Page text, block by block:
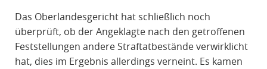
Das Oberlandesgericht hat schließlich noch
überprüft, ob der Angeklagte nach den getroffenen
Feststellungen andere Straftatbestände verwirklicht
hat, dies im Ergebnis allerdings verneint. Es kamen